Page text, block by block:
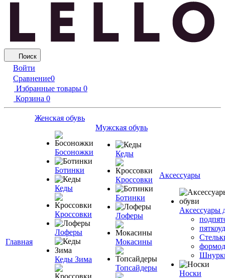
Поиск
Войти
Сравнение0
Избранные товары 0
Корзина 0
Главная
Женская обувь
Босоножки
Ботинки
Кеды
Кроссовки
Лоферы
Кеды Зима
Мужская обувь
Кеды
Кроссовки
Ботинки
Лоферы
Мокасины
Топсайдеры
Аксессуары
Аксессуары
Носки